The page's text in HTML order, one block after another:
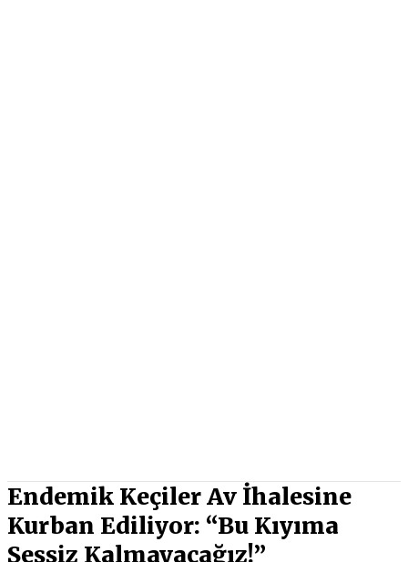
Endemik Keçiler Av İhalesine
Kurban Ediliyor: “Bu Kıyıma
Sessiz Kalmayacağız!”